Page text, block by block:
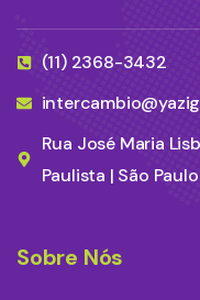
(11) 2368-3432
Rua José Maria
Paulista | São Paulo
Sobre Nós